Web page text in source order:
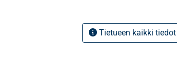
Tietueen kaikki tiedot